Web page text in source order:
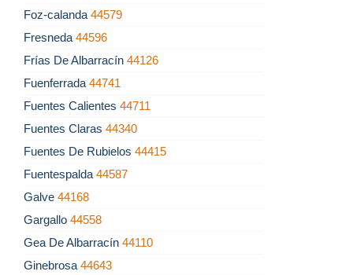
Foz-calanda 44579
Fresneda 44596
Frías De Albarracín 44126
Fuenferrada 44741
Fuentes Calientes 44711
Fuentes Claras 44340
Fuentes De Rubielos 44415
Fuentespalda 44587
Galve 44168
Gargallo 44558
Gea De Albarracín 44110
Ginebrosa 44643